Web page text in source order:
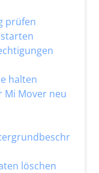
prüfen
halten
Mi Mover neu
löschen